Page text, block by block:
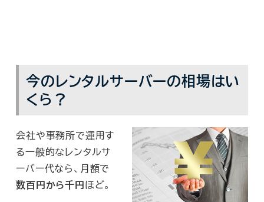
今のレンタルサーバーの相場はい
くら？
会社や事務所で運用す
る一般的なレンタルサ
ーバー代なら、月額で
数百円から千円ほど。